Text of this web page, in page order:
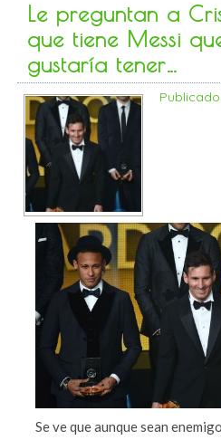
Le preguntan a
que tiene Messi
gustaría tener…
Publicado
Se ve que aunque sean